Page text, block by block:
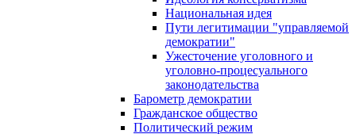
Национальная идея
Пути легитимации "управляемой
демократии"
Ужесточение уголовного и
уголовно-процесуального
законодательства
Барометр демократии
Гражданское общество
Политический режим